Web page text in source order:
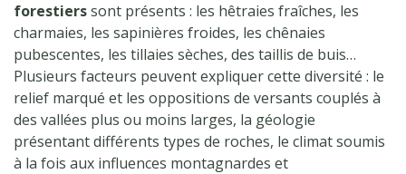
forestierssont présents : les hêtraies fraîches, les
charmaies, les sapinières froides, les chênaies
pubescentes, les tillaies sèches, des taillis de buis…
Plusieurs facteurs peuvent expliquer cette diversité : le
relief marqué et les oppositions de versants couplés à
des vallées plus ou moins larges, la géologie
présentant différents types de roches, le climat soumis
à la fois aux influences montagnardes et